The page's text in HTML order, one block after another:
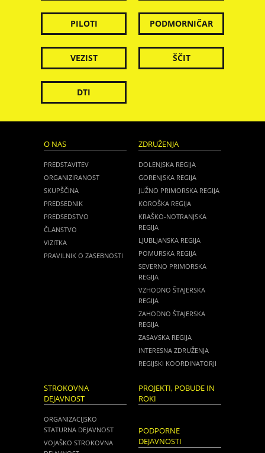
PILOTI PODMORNIČAR
VEZIST ŠČIT
DTI
O NAS
PREDSTAVITEV
ORGANIZIRANOST
SKUPŠČINA
PREDSEDNIK
PREDSEDSTVO
ČLANSTVO
VIZITKA
PRAVILNIK O ZASEBNOSTI
ZDRUŽENJA
DOLENJSKA REGIJA
GORENJSKA REGIJA
JUŽNO PRIMORSKA REGIJA
KOROŠKA REGIJA
KRAŠKO-NOTRANJSKA
REGIJA
LJUBLJANSKA REGIJA
POMURSKA REGIJA
SEVERNO PRIMORSKA
REGIJA
VZHODNO ŠTAJERSKA
REGIJA
ZAHODNO ŠTAJERSKA
REGIJA
ZASAVSKA REGIJA
INTERESNA ZDRUŽENJA
REGIJSKI KOORDINATORJI
STROKOVNA
DEJAVNOST
ORGANIZACIJSKO
STATURNA DEJAVNOST
VOJAŠKO STROKOVNA
PROJEKTI, POBUDE IN
ROKI
PODPORNE
DEJAVNOSTI